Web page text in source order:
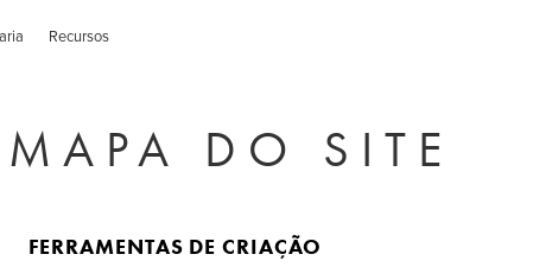
Recursos
MAPA DO SITE
FERRAMENTAS DE CRIAÇÃO